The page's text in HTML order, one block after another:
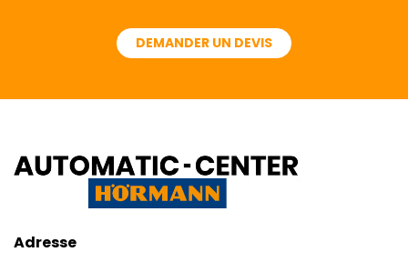
DEMANDER UN DEVIS
Adresse